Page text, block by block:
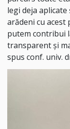
legi deja
arădeni cu acest
putem contribui
transparent și
spus conf. univ.